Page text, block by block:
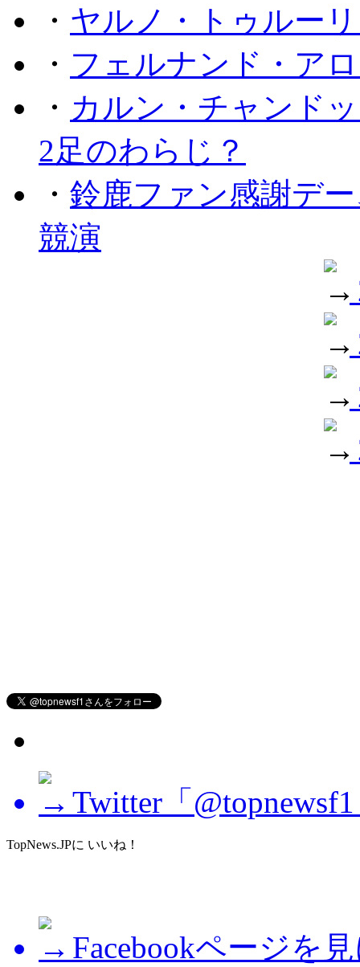
・ ヤルノ・トゥルー
・ フェルナンド・ア
・ カルン・チャンド
2足のわらじ？
・ 鈴鹿ファン感謝デ
競演
Twitter「
TopNews.JPに いいね！
Facebookページを